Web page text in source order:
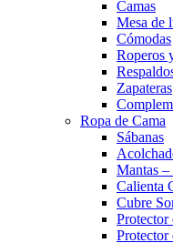
Camas
Mesa de
Cómodas
Roperos
Zapateras
Ropa de Cama
Sábanas
Mantas –
Calienta
Cubre
Protector
Protector